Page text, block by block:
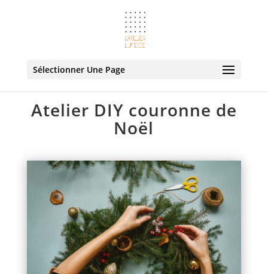
Sélectionner Une Page
Atelier DIY couronne de
Noël